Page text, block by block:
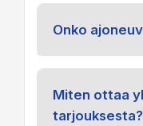
Onko
Miten ottaa
tarjouksesta?